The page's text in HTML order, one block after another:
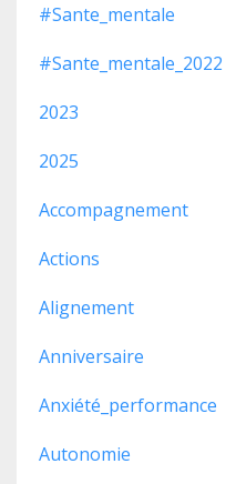
#sante_mentale
#sante_mentale_2022
2023
2025
Accompagnement
Actions
Alignement
Anniversaire
Anxiété_performance
Autonomie